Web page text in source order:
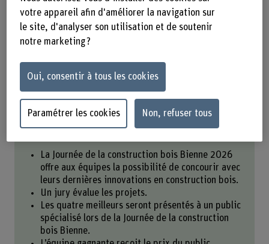
faire auprès d’un large public
spécialisé.
L’essentiel en bref
La Journée de la construction bois Bienne 2026
offre aux équipes la possibilité de concourir avec
leurs dernières innovations en construction bois.
Un jury évalue les projets.
Les quatre meilleurs seront présentés à un public
spécialisé lors de la Journée de la construction
bois Bienne.
votre appareil afin d'améliorer la navigation sur
le site, d'analyser son utilisation et de soutenir
notre marketing ?
Oui, consentir à tous les cookies
Paramétrer les cookies Non, refuser tous